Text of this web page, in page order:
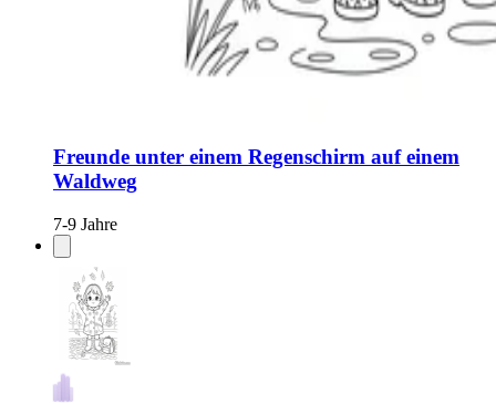
Freunde unter einem Regenschirm auf einem
Waldweg
7-9 Jahre